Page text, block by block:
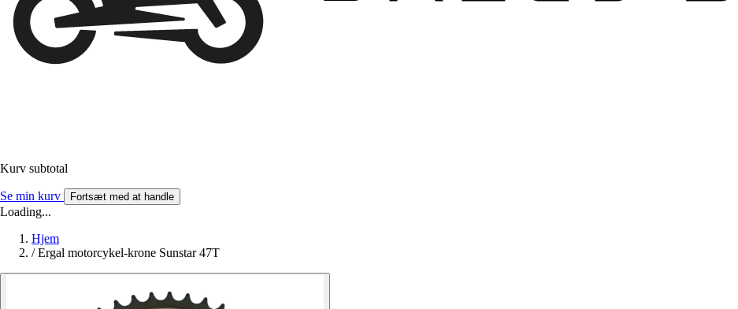
Kurv subtotal
Se min kurv Fortsæt med at handle
Loading...
Hjem
/ Ergal motorcykel-krone Sunstar 47T